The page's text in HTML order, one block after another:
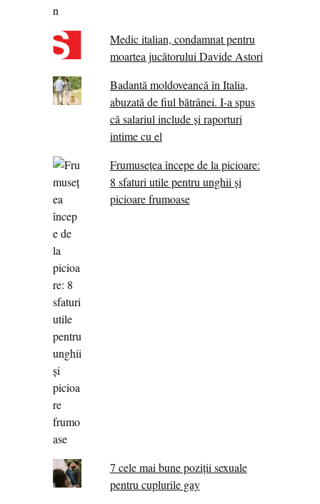
Medic italian, condamnat pentru
moartea jucătorului Davide Astori
Badantă moldoveancă în Italia,
abuzată de fiul bătrânei. I-a spus
că salariul include și raporturi
intime cu el
Frumusețea începe de la picioare:
8 sfaturi utile pentru unghii și
picioare frumoase
7 cele mai bune poziții sexuale
pentru cuplurile gay